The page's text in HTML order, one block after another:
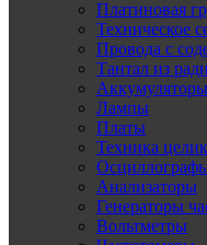
Платиновая
Техническое
Провода с
Тантал из
Аккумуляторы
Лампы
Платы
Техника
Анализаторы
Генераторы
Вольтметры